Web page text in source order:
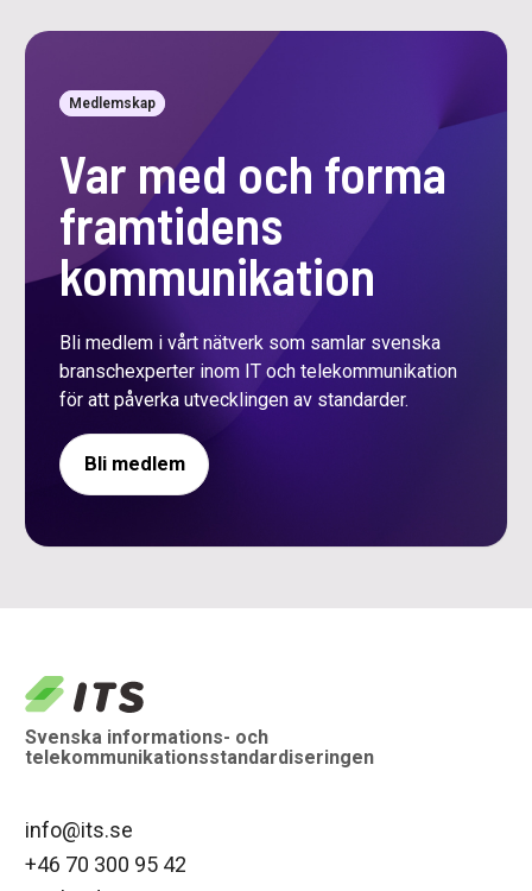
Medlemskap
Var med och forma
framtidens
kommunikation
Bli medlem i vårt nätverk som samlar svenska
branschexperter inom IT och telekommunikation
för att påverka utvecklingen av standarder.
Bli medlem
logo
Svenska informations- och
telekommunikationsstandardiseringen
info@its.se
+46 70 300 95 42